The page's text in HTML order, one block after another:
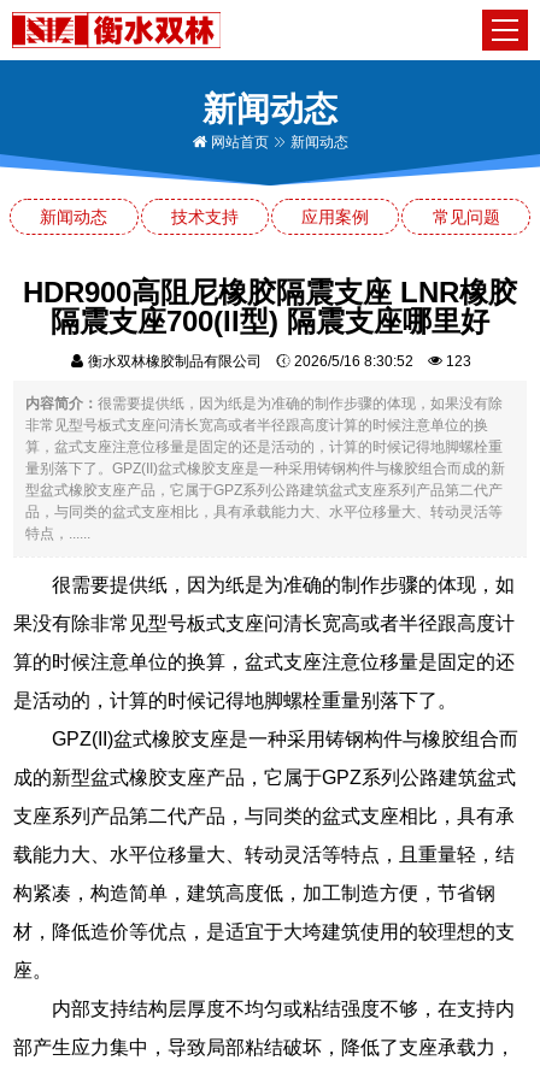
新闻动态
网站首页 新闻动态
新闻动态 技术支持 应用案例 常见问题
HDR900高阻尼橡胶隔震支座 LNR橡胶
隔震支座700(II型) 隔震支座哪里好
衡水双林橡胶制品有限公司 2026/5/16 8:30:52 123
内容简介：很需要提供纸，因为纸是为准确的制作步骤的体现，如果没有除
非常见型号板式支座问清长宽高或者半径跟高度计算的时候注意单位的换
算，盆式支座注意位移量是固定的还是活动的，计算的时候记得地脚螺栓重
量别落下了。GPZ(II)盆式橡胶支座是一种采用铸钢构件与橡胶组合而成的新
型盆式橡胶支座产品，它属于GPZ系列公路建筑盆式支座系列产品第二代产
品，与同类的盆式支座相比，具有承载能力大、水平位移量大、转动灵活等
特点，......
很需要提供纸，因为纸是为准确的制作步骤的体现，如
果没有除非常见型号板式支座问清长宽高或者半径跟高度计
算的时候注意单位的换算，盆式支座注意位移量是固定的还
是活动的，计算的时候记得地脚螺栓重量别落下了。
GPZ(II)盆式橡胶支座是一种采用铸钢构件与橡胶组合而
成的新型盆式橡胶支座产品，它属于GPZ系列公路建筑盆式
支座系列产品第二代产品，与同类的盆式支座相比，具有承
载能力大、水平位移量大、转动灵活等特点，且重量轻，结
构紧凑，构造简单，建筑高度低，加工制造方便，节省钢
材，降低造价等优点，是适宜于大垮建筑使用的较理想的支
座。
内部支持结构层厚度不均匀或粘结强度不够，在支持内
部产生应力集中，导致局部粘结破坏，降低了支座承载力，